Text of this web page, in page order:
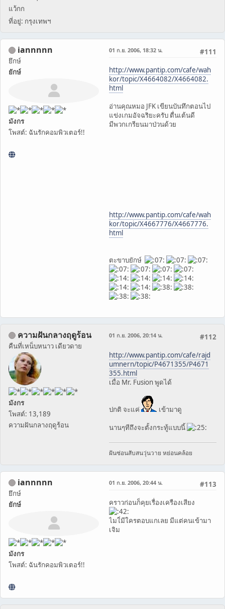
แว้กก
ที่อยู่: กรุงเทพฯ
iannnnn
ยึกษ์
ยักษ์
มังกร
โพสต์: ฉันรักคอมพิวเตอร์!!
#111
01 ก.ย. 2006, 18:32 น.
http://www.pantip.com/cafe/wah
kor/topic/X4664082/X4664082.
html
อ่านคุณหมอ JFK เขียนบันทึกตอนไป
แข่งเกมอัจฉริยะครับ ตื่นเต้นดี
มีพวกเกรียนมาป่วนด้วย
http://www.pantip.com/cafe/wah
kor/topic/X4667776/X4667776.
html
ตะขาบยักษ์
ความฝันกลางฤดูร้อน
คืนที่เหน็บหนาว เดียวดาย
มังกร
โพสต์: 13,189
ความฝันกลางฤดูร้อน
#112
01 ก.ย. 2006, 20:14 น.
http://www.pantip.com/cafe/rajd
umnern/topic/P4671355/P4671
355.html
เมื่อ Mr. Fusion พูดได้
ปกติ จะแค่
เข้ามาดู
นานๆทีถึงจะตั้งกระทู้แบบนี้
ฝันซ่อนสับสนวุ่นวาย หย่อนคล้อย
iannnnn
ยึกษ์
ยักษ์
มังกร
โพสต์: ฉันรักคอมพิวเตอร์!!
#113
01 ก.ย. 2006, 20:44 น.
คราวก่อนก็คุยเรื่องเครืองเสียง
ไมใ่มีใครตอบแกเลย มีแต่คนเข้ามา
เจิม